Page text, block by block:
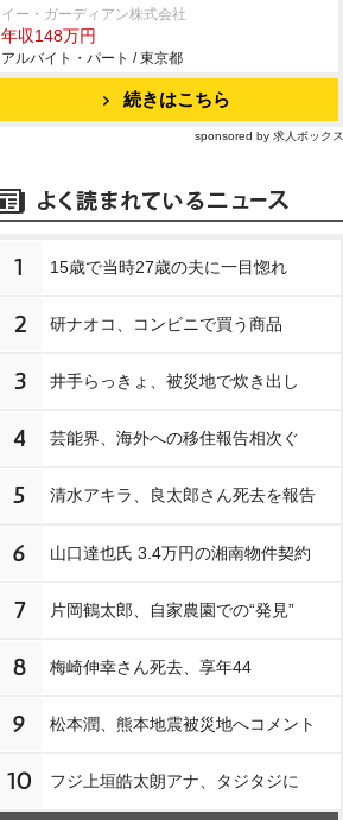
イー・ガーディアン株式会社
年収148万円
アルバイト・パート / 東京都
続きはこちら
sponsored by 求人ボックス
1 15歳で当時27歳の夫に一目惚れ
2 研ナオコ、コンビニで買う商品
3 井手らっきょ、被災地で炊き出し
4 芸能界、海外への移住報告相次ぐ
5 清水アキラ、良太郎さん死去を報告
6 山口達也氏 3.4万円の湘南物件契約
7 片岡鶴太郎、自家農園での“発見”
8 梅崎伸幸さん死去、享年44
9 松本潤、熊本地震被災地へコメント
10 フジ上垣皓太朗アナ、タジタジに